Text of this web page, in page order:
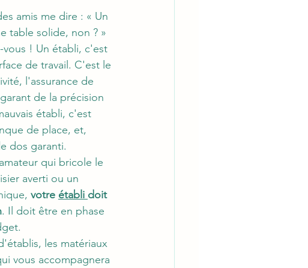
amis me dire : « Un
table solide, non ? »
! Un établi, c'est
de travail. C'est le
l'assurance de
de la précision
établi, c'est
de place, et,
dos garanti.
qui bricole le
averti ou un
votre établi doit
. Il doit être en phase
les matériaux
vous accompagnera